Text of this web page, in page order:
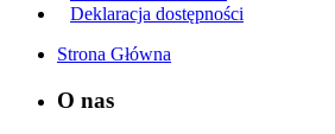
Deklaracja dostępności
Strona Główna
O nas